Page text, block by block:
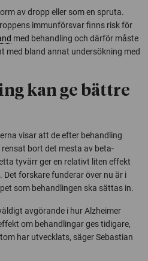
av dropp eller som en spruta.
immunförsvar finns risk för
med behandling och därför måste
med bland annat undersökning med
kan ge bättre
visar att de efter behandling
bort det mesta av beta-
tyvärr ger en relativt liten effekt
forskare funderar över nu är i
som behandlingen ska sättas in.
avgörande i hur Alzheimer
om behandlingar ges tidigare,
har utvecklats, säger Sebastian